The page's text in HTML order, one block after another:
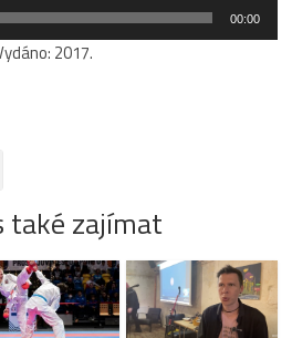
00:00
2017.
také zajímat